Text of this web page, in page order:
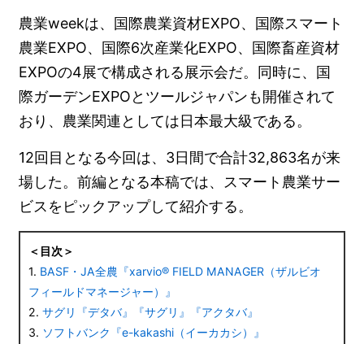
農業weekは、国際農業資材EXPO、国際スマート
農業EXPO、国際6次産業化EXPO、国際畜産資材
EXPOの4展で構成される展示会だ。同時に、国
際ガーデンEXPOとツールジャパンも開催されて
おり、農業関連としては日本最大級である。
12回目となる今回は、3日間で合計32,863名が来
場した。前編となる本稿では、スマート農業サー
ビスをピックアップして紹介する。
＜目次＞
1. BASF・JA全農『xarvio® FIELD MANAGER（ザルビオ
フィールドマネージャー）』
2.サグリ『デタバ』『サグリ』『アクタバ』
3. ソフトバンク『e-kakashi（イーカカシ）』